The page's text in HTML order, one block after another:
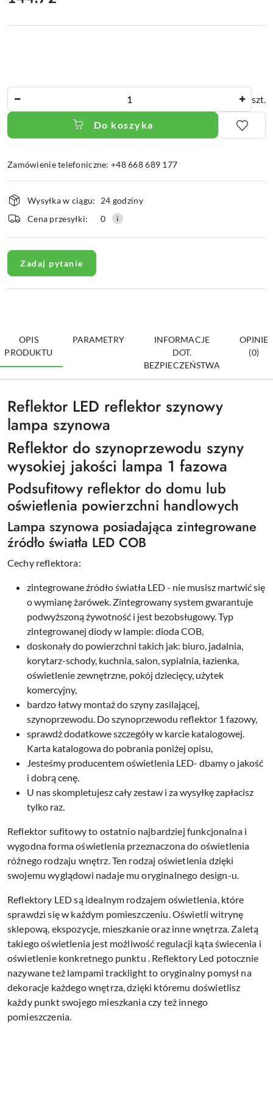
szt.
Do koszyka
Zamówienie telefoniczne: +48 668 689 177
Dostępność
i
dostawa
Wysyłka w ciągu:
24 godziny
Cena przesyłki:
0
Zadaj pytanie
OPIS
PRODUKTU
PARAMETRY
INFORMACJE
DOT.
BEZPIECZEŃSTWA
OPINIE
(0)
Reflektor LED reflektor szynowy
lampa szynowa
Reflektor do szynoprzewodu szyny
wysokiej jakości lampa 1 fazowa
Podsufitowy reflektor do domu lub
oświetlenia powierzchni handlowych
Lampa szynowa posiadająca zintegrowane
źródło światła LED COB
Cechy reflektora:
zintegrowane źródło światła LED - nie musisz martwić się
o wymianę żarówek. Zintegrowany system gwarantuje
podwyższoną żywotność i jest bezobsługowy. Typ
zintegrowanej diody w lampie: dioda COB,
doskonały do powierzchni takich jak: biuro, jadalnia,
korytarz-schody, kuchnia, salon, sypialnia, łazienka,
oświetlenie zewnętrzne, pokój dziecięcy, użytek
komercyjny,
bardzo łatwy montaż do szyny zasilającej,
szynoprzewodu. Do szynoprzewodu reflektor 1 fazowy,
sprawdź dodatkowe szczegóły w karcie katalogowej.
Karta katalogowa do pobrania poniżej opisu,
Jesteśmy producentem oświetlenia LED- dbamy o jakość
i dobrą cenę.
U nas skompletujesz cały zestaw i za wysyłkę zapłacisz
tylko raz.
Reflektor sufitowy to ostatnio najbardziej funkcjonalna i
wygodna forma oświetlenia przeznaczona do oświetlenia
różnego rodzaju wnętrz. Ten rodzaj oświetlenia dzięki
swojemu wyglądowi nadaje mu oryginalnego design-u.
Reflektory LED są idealnym rodzajem oświetlenia, które
sprawdzi się w każdym pomieszczeniu. Oświetli witrynę
sklepową, ekspozycje, mieszkanie oraz inne wnętrza. Zaletą
takiego oświetlenia jest możliwość regulacji kąta świecenia i
oświetlenie konkretnego punktu . Reflektory Led potocznie
nazywane też lampami tracklight to oryginalny pomysł na
dekoracje każdego wnętrza, dzięki któremu doświetlisz
każdy punkt swojego mieszkania czy też innego
pomieszczenia.